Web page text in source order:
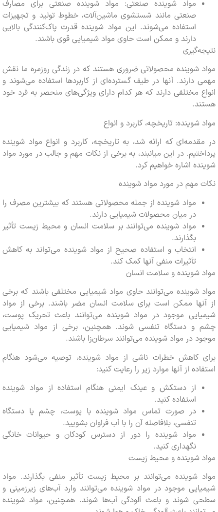
مواد شوینده صنعتی: مواد شوینده صنعتی برای مصارف
صنعتی مانند شستشوی ماشین‌آلات، خطوط تولید و تجهیزات
استفاده می‌شوند. این مواد شوینده قدرت پاک‌کنندگی بالایی
دارند و ممکن است حاوی مواد شیمیایی قوی باشند.
شوینده محصولاتی ضروری هستند که در زندگی روزمره ما نقش
دارند. آنها در طیف گسترده‌ای از کاربردها استفاده می‌شوند و
مختلفی دارند که هر کدام دارای ویژگی‌های منحصر به فرد خود
تاریخچه، کاربرد و انواع
که ارائه شد، به تاریخچه، کاربرد و انواع مواد شوینده
در این میانبند، به برخی از نکات مهم و جالب در مورد مواد
اشاره خواهیم کرد.
مهم در مورد مواد شوینده
مواد شوینده از جمله محصولاتی هستند که بیشترین مصرف را
در میان محصولات شیمیایی دارند.
مواد شوینده می‌توانند بر سلامت انسان و محیط زیست تأثیر
بگذارند.
انتخاب و استفاده صحیح از مواد شوینده می‌تواند به کاهش
تأثیرات منفی آنها کمک کند.
شوینده و سلامت انسان
شوینده می‌توانند حاوی مواد شیمیایی مختلفی باشند که برخی
ممکن است برای سلامت انسان مضر باشند. برخی از مواد
موجود در مواد شوینده می‌توانند باعث تحریک پوست،
دستگاه تنفسی شوند. همچنین، برخی از مواد شیمیایی
در مواد شوینده می‌توانند سرطان‌زا باشند.
کاهش خطرات ناشی از مواد شوینده، توصیه می‌شود هنگام
از آنها موارد زیر را رعایت کنید:
از دستکش و عینک ایمنی هنگام استفاده از مواد شوینده
استفاده کنید.
در صورت تماس مواد شوینده با پوست، چشم یا دستگاه
تنفسی، بلافاصله آن را با آب فراوان بشویید.
مواد شوینده را دور از دسترس کودکان و حیوانات خانگی
نگهداری کنید.
شوینده و محیط زیست
شوینده می‌توانند بر محیط زیست تأثیر منفی بگذارند. مواد
موجود در مواد شوینده می‌توانند وارد آب‌های زیرزمینی و
شوند و باعث آلودگی آب‌ها شوند. همچنین، مواد شوینده